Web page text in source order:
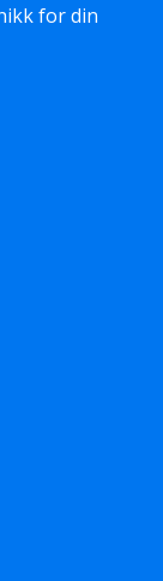
for din